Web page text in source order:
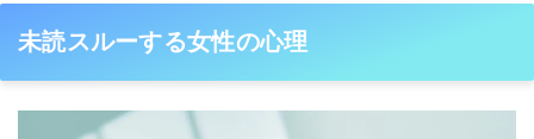
未読スルーする女性の心理